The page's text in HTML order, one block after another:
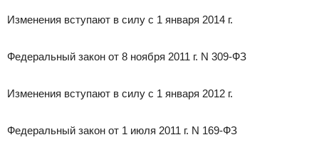
Изменения вступают в силу с 1 января 2014 г.
Федеральный закон от 8 ноября 2011 г. N 309-ФЗ
Изменения вступают в силу с 1 января 2012 г.
Федеральный закон от 1 июля 2011 г. N 169-ФЗ